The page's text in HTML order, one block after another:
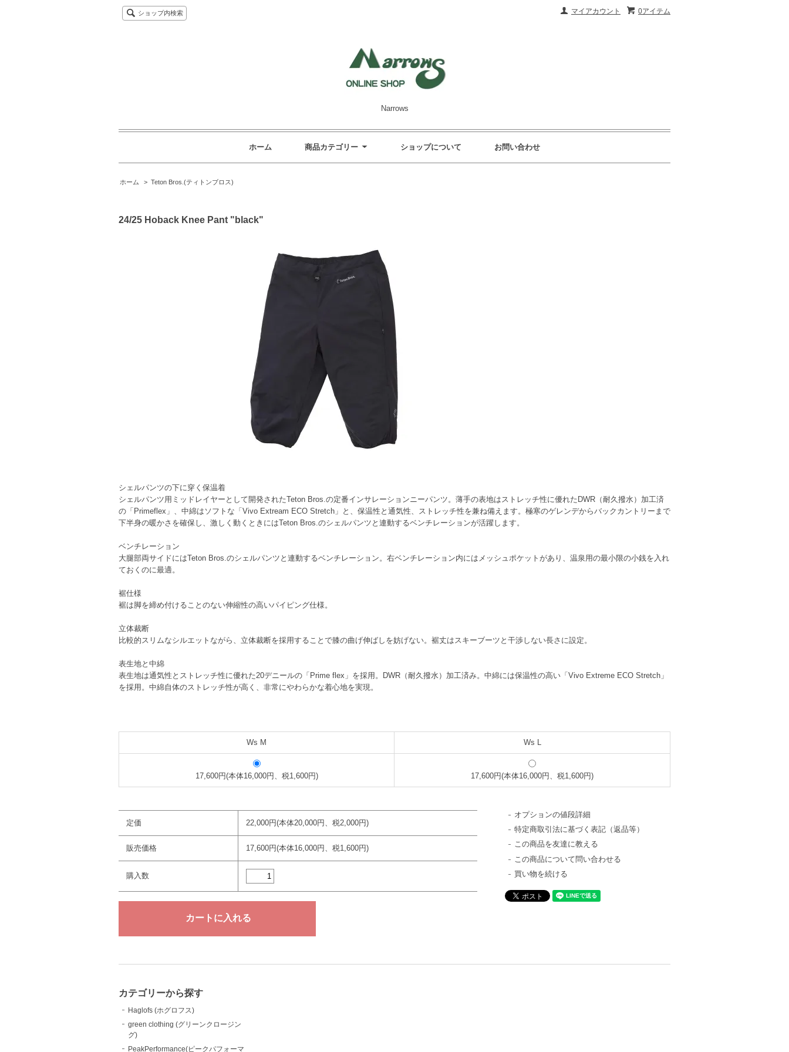
0アイテム
マイアカウント
ショップ内検索
Narrows
ホーム 商品カテゴリー ショップについて お問い合わせ
ホーム > Teton Bros.(ティトンブロス)
24/25 Hoback Knee Pant "black"
シェルパンツの下に穿く保温着
シェルパンツ用ミッドレイヤーとして開発されたTeton Bros.の定番インサレーションニーパンツ。薄手の表地はストレッチ性に優れたDWR（耐久撥水）加工済
の「Primeflex」、中綿はソフトな「Vivo Extream ECO Stretch」と、保温性と通気性、ストレッチ性を兼ね備えます。極寒のゲレンデからバックカントリーまで
下半身の暖かさを確保し、激しく動くときにはTeton Bros.のシェルパンツと連動するベンチレーションが活躍します。
ベンチレーション
大腿部両サイドにはTeton Bros.のシェルパンツと連動するベンチレーション。右ベンチレーション内にはメッシュポケットがあり、温泉用の最小限の小銭を入れ
ておくのに最適。
裾仕様
裾は脚を締め付けることのない伸縮性の高いパイピング仕様。
立体裁断
比較的スリムなシルエットながら、立体裁断を採用することで膝の曲げ伸ばしを妨げない。裾丈はスキーブーツと干渉しない長さに設定。
表生地と中綿
表生地は通気性とストレッチ性に優れた20デニールの「Prime flex」を採用。DWR（耐久撥水）加工済み。中綿には保温性の高い「Vivo Extreme ECO Stretch」
を採用。中綿自体のストレッチ性が高く、非常にやわらかな着心地を実現。
Ws M Ws L
17,600円(本体16,000円、税1,600円) 17,600円(本体16,000円、税1,600円)
定価 22,000円(本体20,000円、税2,000円)
販売価格 17,600円(本体16,000円、税1,600円)
購入数
オプションの値段詳細
特定商取引法に基づく表記（返品等）
この商品を友達に教える
この商品について問い合わせる
買い物を続ける
カテゴリーから探す
Haglofs (ホグロフス)
green clothing (グリーンクロージン
グ)
PeakPerformance(ピークパフォーマ